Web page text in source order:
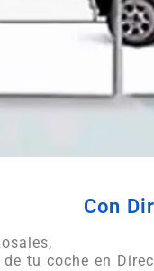
Con
tu coche en